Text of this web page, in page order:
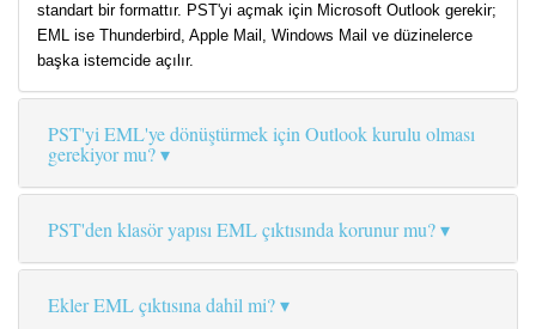
standart bir formattır. PST'yi açmak için Microsoft Outlook gerekir;
EML ise Thunderbird, Apple Mail, Windows Mail ve düzinelerce
başka istemcide açılır.
PST'yi EML'ye dönüştürmek için Outlook kurulu olması
gerekiyor mu?
PST'den klasör yapısı EML çıktısında korunur mu?
Ekler EML çıktısına dahil mi?